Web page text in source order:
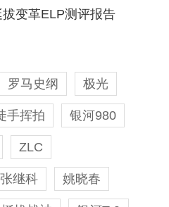
变革ELP测评报告
罗马史纲 极光
手挥拍 银河980
ZLC
继科 姚晓春